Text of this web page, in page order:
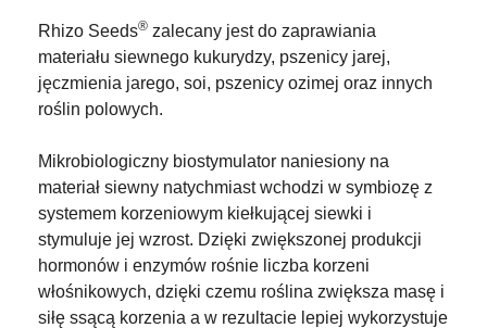
Rhizo Seeds® zalecany jest do zaprawiania
materiału siewnego kukurydzy, pszenicy jarej,
jęczmienia jarego, soi, pszenicy ozimej oraz innych
roślin polowych.
Mikrobiologiczny biostymulator naniesiony na
materiał siewny natychmiast wchodzi w symbiozę z
systemem korzeniowym kiełkującej siewki i
stymuluje jej wzrost. Dzięki zwiększonej produkcji
hormonów i enzymów rośnie liczba korzeni
włośnikowych, dzięki czemu roślina zwiększa masę i
siłę ssącą korzenia a w rezultacie lepiej wykorzystuje